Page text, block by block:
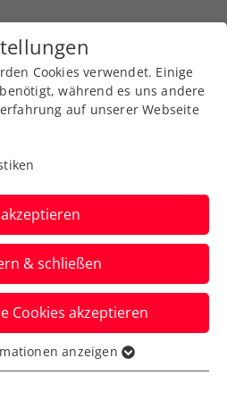
Grabher
Auftaktsieg
darf sich nun
mit Naomi Osaka
30.12.2024
Cookies verwendet. Einige
während es uns andere
auf unserer Webseite
& schließen
Cookies akzeptieren
für grundlegende
anzeigen